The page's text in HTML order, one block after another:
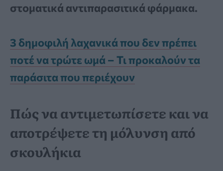
στοματικά αντιπαρασιτικά φάρμακα.
3 δημοφιλή λαχανικά που δεν πρέπει
ποτέ να τρώτε ωμά – Τι προκαλούν τα
παράσιτα που περιέχουν
Πώς να αντιμετωπίσετε και να
αποτρέψετε τη μόλυνση από
σκουλήκια